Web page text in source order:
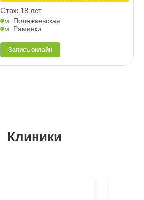
Стаж 18 лет
м. Полежаевская
м. Раменки
Запись онлайн
Клиники